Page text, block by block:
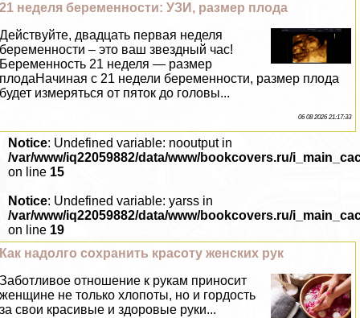
21 неделя беременности: УЗИ, размер плода
Действуйте, двадцать первая неделя
беременности – это ваш звездный час!
Беременность 21 неделя — размер
плодаНачиная с 21 недели беременности, размер плода
будет измеряться от пяток до головы...
06 08 2026 21:17:33
Notice: Undefined variable: nooutput in
/var/www/iq22059882/data/www/bookcovers.ru/
on line 15
Notice: Undefined variable: yarss in
/var/www/iq22059882/data/www/bookcovers.ru/
on line 19
Как надолго сохранить красоту женских рук
Заботливое отношение к рукам приносит
женщине не только хлопоты, но и гордость
за свои красивые и здоровые руки...